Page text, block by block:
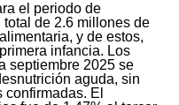
el periodo de
de 2.6 millones de
y de estos,
infancia. Los
septiembre 2025 se
aguda, sin
El